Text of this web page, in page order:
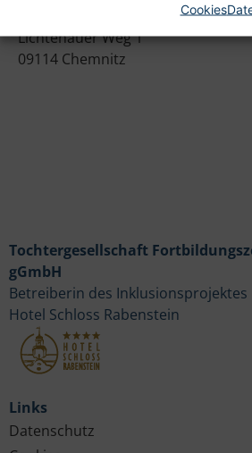
Cookies
Heim gemeinnützige GmbH
Lichtenauer Weg 1
09114 Chemnitz
Links
Datenschutz
Tochtergesellschaft
gGmbH
Betreiberin des Inklusionsprojektes
Hotel Schloss Rabenstein